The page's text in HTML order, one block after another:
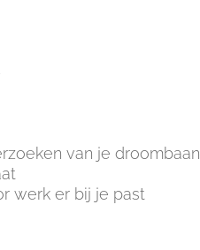
van je droombaan
werk er bij je past